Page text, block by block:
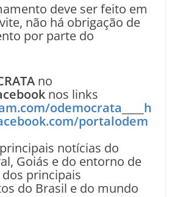
deve ser feito em
não há obrigação de
por parte do
no
nos links
odemocrata
h
portalodem
notícias do
Goiás e do entorno de
principais
do Brasil e do mundo